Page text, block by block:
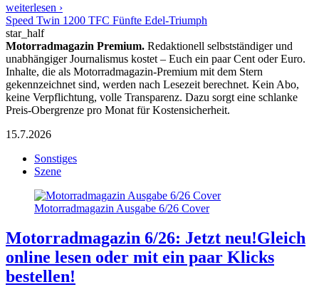
weiterlesen ›
Speed Twin 1200 TFC Fünfte Edel-Triumph
star_half
Motorradmagazin Premium. Redaktionell selbstständiger und
unabhängiger Journalismus kostet – Euch ein paar Cent oder Euro.
Inhalte, die als Motorradmagazin-Premium mit dem Stern
gekennzeichnet sind, werden nach Lesezeit berechnet. Kein Abo,
keine Verpflichtung, volle Transparenz. Dazu sorgt eine schlanke
Preis-Obergrenze pro Monat für Kostensicherheit.
15.7.2026
Sonstiges
Szene
Motorradmagazin Ausgabe 6/26 Cover
Motorradmagazin 6/26: Jetzt neu!Gleich
online lesen oder mit ein paar Klicks
bestellen!